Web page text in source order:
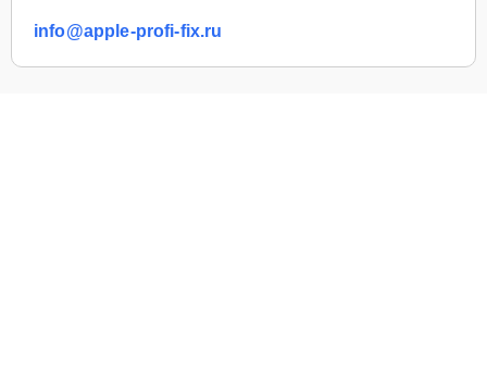
info@apple-profi-fix.ru